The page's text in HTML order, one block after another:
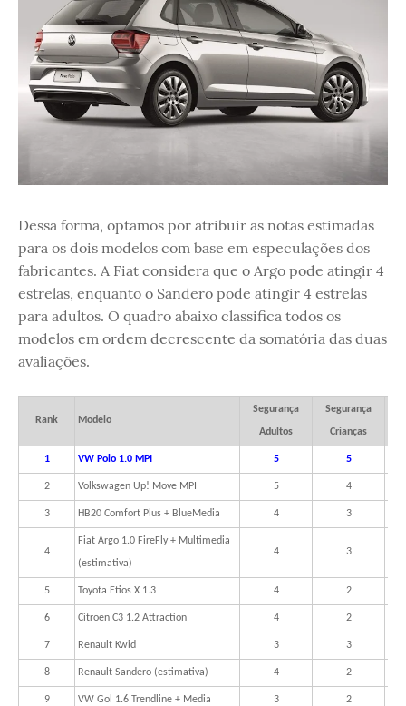
Dessa forma, optamos por atribuir as notas estimadas
para os dois modelos com base em especulações dos
fabricantes. A Fiat considera que o Argo pode atingir 4
estrelas, enquanto o Sandero pode atingir 4 estrelas
para adultos. O quadro abaixo classifica todos os
modelos em ordem decrescente da somatória das duas
avaliações.
Rank Modelo
Segurança
Adultos
Segurança
Crianças
1 VW Polo 1.0 MPI 5 5
2 Volkswagen Up! Move MPI 5 4
3 HB20 Comfort Plus + BlueMedia 4 3
4
Fiat Argo 1.0 FireFly + Multimedia
(estimativa)
4 3
5 Toyota Etios X 1.3 4 2
6 Citroen C3 1.2 Attraction 4 2
7 Renault Kwid 3 3
8 Renault Sandero (estimativa) 4 2
9 VW Gol 1.6 Trendline + Media 3 2